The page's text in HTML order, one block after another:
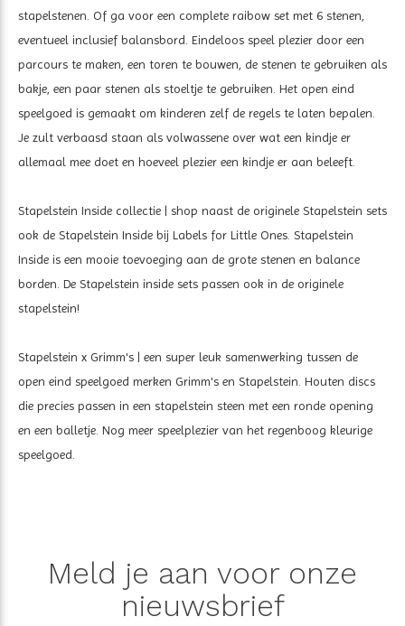
stapelstenen. Of ga voor een complete raibow set met 6 stenen,
eventueel inclusief balansbord. Eindeloos speel plezier door een
parcours te maken, een toren te bouwen, de stenen te gebruiken als
bakje, een paar stenen als stoeltje te gebruiken. Het open eind
speelgoed is gemaakt om kinderen zelf de regels te laten bepalen.
Je zult verbaasd staan als volwassene over wat een kindje er
allemaal mee doet en hoeveel plezier een kindje er aan beleeft.
Stapelstein Inside collectie | shop naast de originele Stapelstein sets
ook de Stapelstein Inside bij Labels for Little Ones. Stapelstein
Inside is een mooie toevoeging aan de grote stenen en balance
borden. De Stapelstein inside sets passen ook in de originele
stapelstein!
Stapelstein x Grimm's | een super leuk samenwerking tussen de
open eind speelgoed merken Grimm's en Stapelstein. Houten discs
die precies passen in een stapelstein steen met een ronde opening
en een balletje. Nog meer speelplezier van het regenboog kleurige
speelgoed.
Meld je aan voor onze
nieuwsbrief